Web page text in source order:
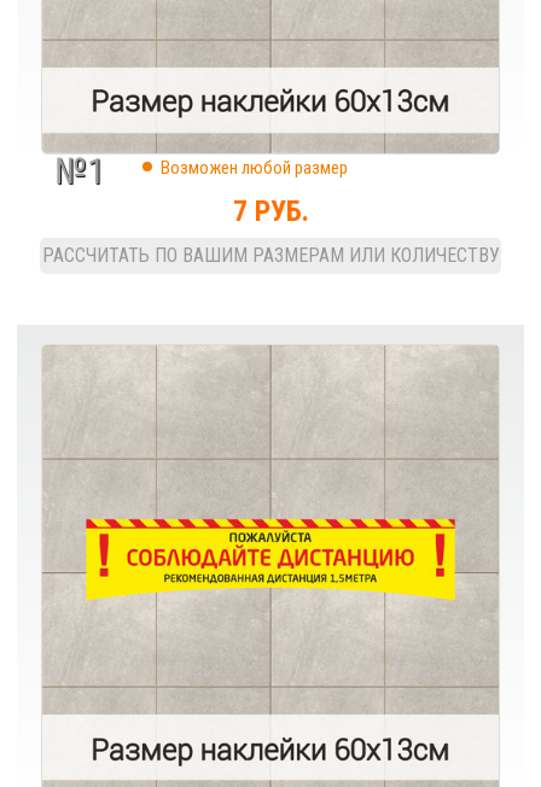
№1 Возможен любой размер
7 РУБ.
РАССЧИТАТЬ ПО ВАШИМ РАЗМЕРАМ ИЛИ КОЛИЧЕСТВУ